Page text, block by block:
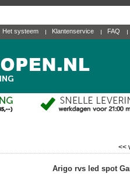
Het systeem Klantenservice FAQ
<<
Arigo rvs led spot